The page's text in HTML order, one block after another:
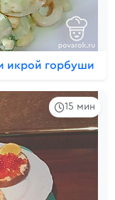
икрой горбуши
15 мин